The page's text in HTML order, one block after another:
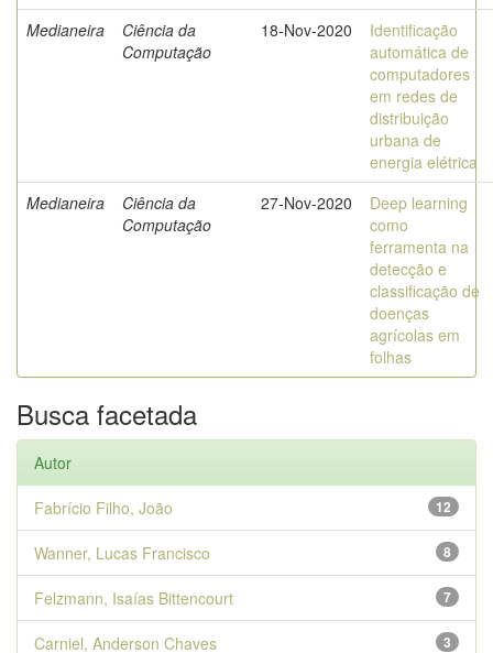
Medianeira
Ciência da
Computação
18-Nov-2020
Identificação
automática de
computadores
em redes de
distribuição
urbana de
energia elétrica
Medianeira
Ciência da
Computação
27-Nov-2020
Deep learning
como
ferramenta na
detecção e
classificação de
doenças
agrícolas em
folhas
Busca facetada
Autor
12
Fabrício Filho, João
8
Wanner, Lucas Francisco
7
Felzmann, Isaías Bittencourt
3
Carniel, Anderson Chaves